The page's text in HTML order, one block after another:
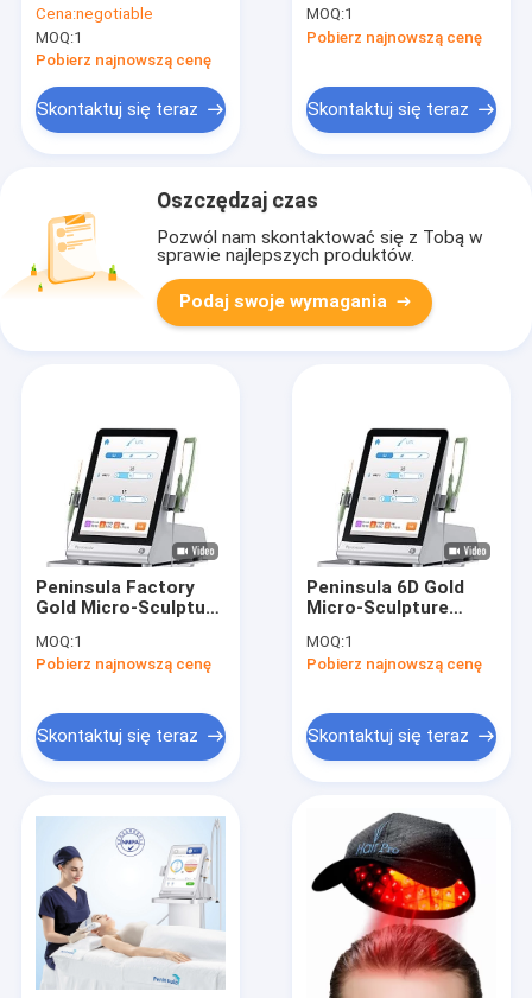
Radiofrekwencja do
napinania skóry do
pielęgnacji skóry
Cena:negotiable
MOQ:1
Pobierz najnowszą cenę
Skontaktuj się teraz
zabieg usuwania
blizn potrądzikowych
MOQ:1
Pobierz najnowszą cenę
Skontaktuj się teraz
Oszczędzaj czas
Pozwól nam skontaktować się z Tobą w
sprawie najlepszych produktów.
Podaj swoje wymagania
Peninsula Factory
Gold Micro-Sculpture
modelowanie
sylwetki w tym
MOQ:1
Pobierz najnowszą cenę
Skontaktuj się teraz
Peninsula 6D Gold
Micro-Sculpture
modelowanie
sylwetki w tym
MOQ:1
Pobierz najnowszą cenę
Skontaktuj się teraz